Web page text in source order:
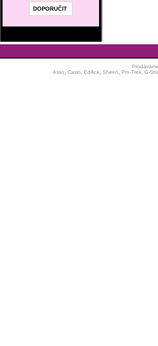
Asso
Casio Edifice Sheen Pro-Trek, G-